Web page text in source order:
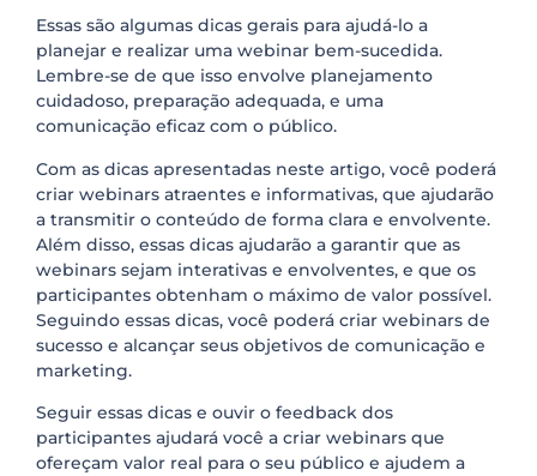
Essas são algumas dicas gerais para ajudá-lo a
planejar e realizar uma webinar bem-sucedida.
Lembre-se de que isso envolve planejamento
cuidadoso, preparação adequada, e uma
comunicação eficaz com o público.
Com as dicas apresentadas neste artigo, você poderá
criar webinars atraentes e informativas, que ajudarão
a transmitir o conteúdo de forma clara e envolvente.
Além disso, essas dicas ajudarão a garantir que as
webinars sejam interativas e envolventes, e que os
participantes obtenham o máximo de valor possível.
Seguindo essas dicas, você poderá criar webinars de
sucesso e alcançar seus objetivos de comunicação e
marketing.
Seguir essas dicas e ouvir o feedback dos
participantes ajudará você a criar webinars que
ofereçam valor real para o seu público e ajudem a